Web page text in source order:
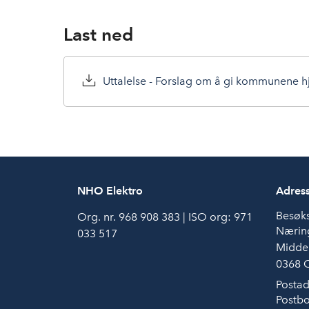
Last ned
NHO Elektro
Org. nr. 968 908 383 | ISO org: 971
033 517
0368